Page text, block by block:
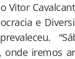
Vitor
e
iremos